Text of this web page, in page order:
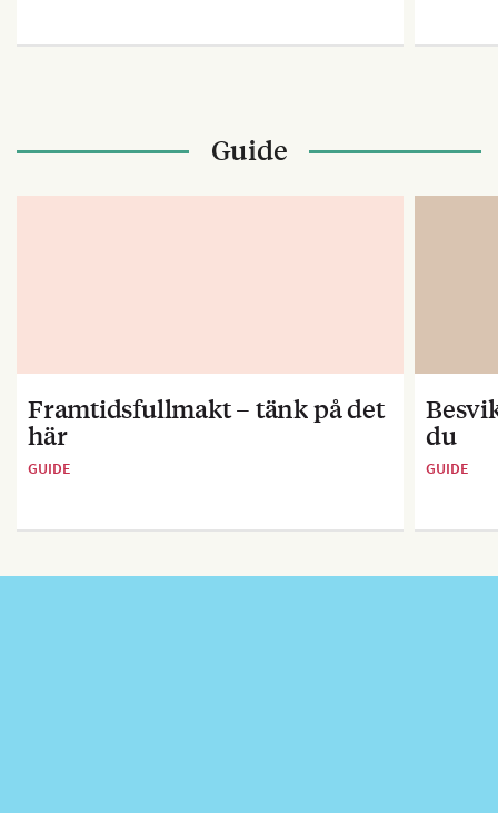
Guide
Framtidsfullmakt – tänk på det
här
GUIDE
du
GUIDE